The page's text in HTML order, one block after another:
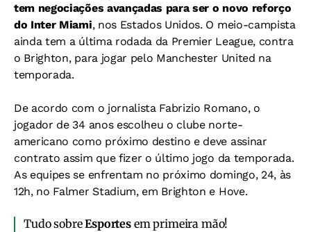
tem negociações avançadas para ser o novo reforço
do Inter Miami, nos Estados Unidos. O meio-campista
ainda tem a última rodada da Premier League, contra
o Brighton, para jogar pelo Manchester United na
temporada.
De acordo com o jornalista Fabrizio Romano, o
jogador de 34 anos escolheu o clube norte-
americano como próximo destino e deve assinar
contrato assim que fizer o último jogo da temporada.
As equipes se enfrentam no próximo domingo, 24, às
12h, no Falmer Stadium, em Brighton e Hove.
Tudo sobreEsportesem primeira mão!